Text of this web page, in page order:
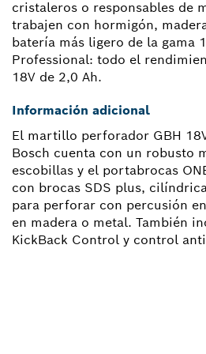
cristaleros o responsables de
trabajen con hormigón,
batería más ligero de la gama
Professional: todo el
18V de 2,0 Ah.
Información adicional
El martillo perforador GBH
Bosch cuenta con un robusto
escobillas y el portabrocas
con brocas SDS plus,
para perforar con percusión
en madera o metal. También
KickBack Control y control